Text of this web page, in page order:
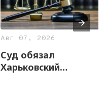
Авг 07, 2026
Суд обязал
Харьковский